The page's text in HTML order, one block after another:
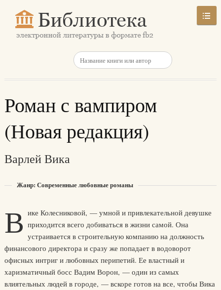
Роман с вампиром
(Новая редакция)
Варлей Вика
Жанр: Современные любовные романы
В ике Колесниковой, — умной и привлекательной девушке
приходится всего добиваться в жизни самой. Она
устраивается в строительную компанию на должность
финансового директора и сразу же попадает в водоворот
офисных интриг и любовных перипетий. Ее властный и
харизматичный босс Вадим Ворон, — один из самых
влиятельных людей в городе, — вскоре готов на все, чтобы Вика